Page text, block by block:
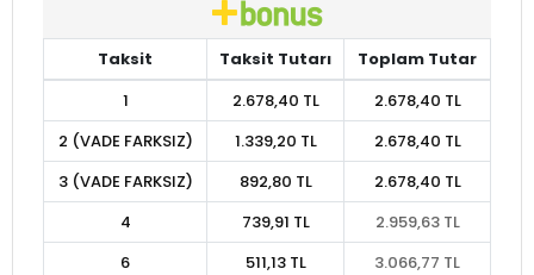
Taksit Taksit Tutarı
Toplam Tutar
1
2.678,40 TL
2.678,40 TL
2 (VADE FARKSIZ)
1.339,20 TL
2.678,40 TL
3 (VADE FARKSIZ)
892,80 TL
2.678,40 TL
4
739,91 TL
2.959,63 TL
6
511,13 TL
3.066,77 TL